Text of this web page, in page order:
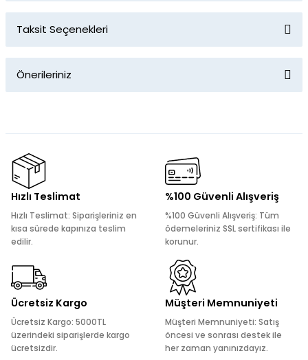
Taksit Seçenekleri
Önerileriniz
kullanarak tarafımıza iletebilirsiniz.
Görüş ve önerileriniz için teşekkür ederiz.
Ürün resmi kalitesiz, bozuk veya görüntülenemiyor.
Ürün bilgilerinde hatalar bulunuyor.
Ürün fiyatı diğer sitelerden daha pahalı.
Bu ürüne benzer farklı alternatifler olmalı.
Hızlı Teslimat
Hızlı Teslimat: Siparişleriniz en
kısa sürede kapınıza teslim
edilir.
%100 Güvenli Alışveriş
%100 Güvenli Alışveriş: Tüm
ödemeleriniz SSL sertifikası ile
korunur.
Ücretsiz Kargo
Ücretsiz Kargo: 5000TL
üzerindeki siparişlerde kargo
ücretsizdir.
Müşteri Memnuniyeti
Müşteri Memnuniyeti: Satış
öncesi ve sonrası destek ile
her zaman yanınızdayız.